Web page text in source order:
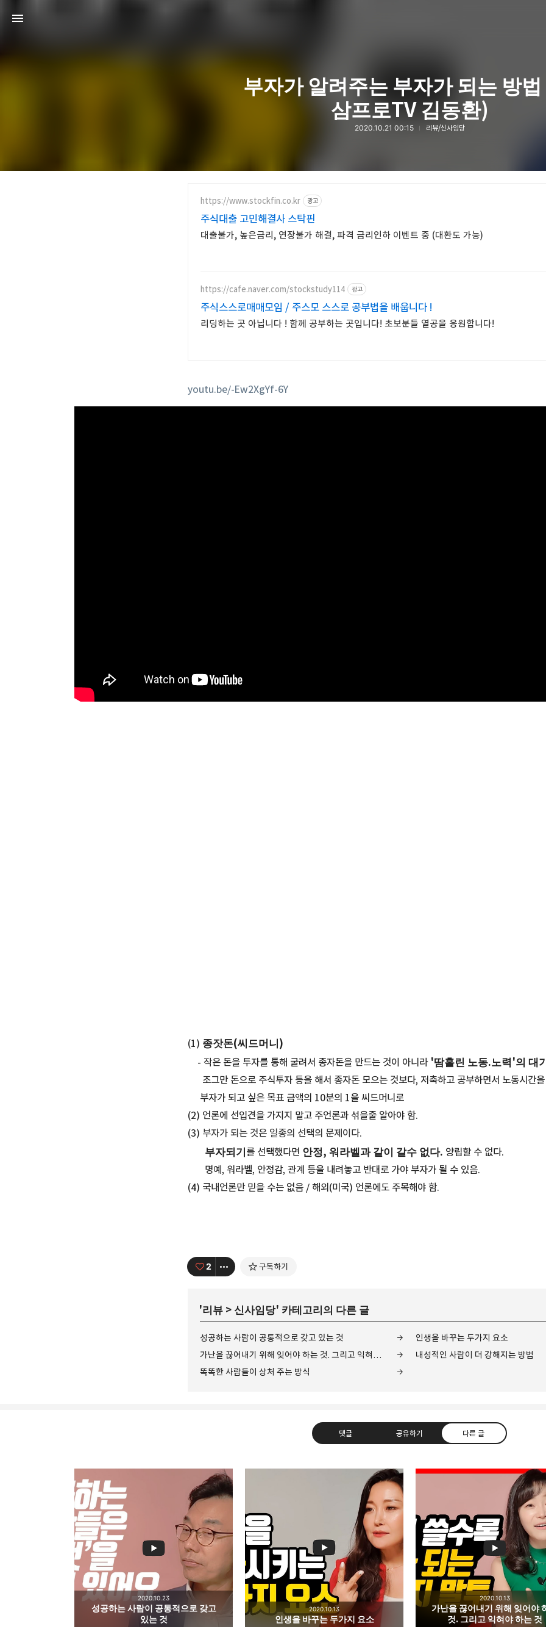
부자가 알려주는 부자가 되는 방
삼프로TV 김동환)
2020.10.21 00:15 리뷰/신사임당
https://www.stockfin.co.kr 광고
주식대출 고민해결사 스탁핀
대출불가, 높은금리, 연장불가 해결, 파격 금리인하 이벤트 중 (대환도 가능)
https://cafe.naver.com/stockstudy114 광고
주식스스로매매모임 / 주스모 스스로 공부법을 배웁니다 !
리딩하는 곳 아닙니다 ! 함께 공부하는 곳입니다! 초보분들 열공을 응원합니다!
youtu.be/-Ew2XgYf-6Y
(1) 종잣돈(씨드머니)
- 작은 돈을 투자를 통해 굴려서 종자돈을 만드는 것이 아니라 '땀흘린 노동.노력'의 대
조그만 돈으로 주식투자 등을 해서 종자돈 모으는 것보다, 저축하고 공부하면서 노동시간
부자가 되고 싶은 목표 금액의 10분의 1을 씨드머니로
(2) 언론에 선입견을 가지지 말고 주언론과 섞을줄 알아야 함.
(3) 부자가 되는 것은 일종의 선택의 문제이다.
부자되기를 선택했다면 안정, 워라벨과 같이 갈수 없다. 양립할 수 없다.
명예, 워라벨, 안정감, 관계 등을 내려놓고 반대로 가야 부자가 될 수 있음.
(4) 국내언론만 믿을 수는 없음 / 해외(미국) 언론에도 주목해야 함.
2 구독하기
'리뷰 >신사임당' 카테고리의 다른 글
성공하는 사람이 공통적으로 갖고 있는 것
인생을 바꾸는 두가지 요소
가난을 끊어내기 위해 잊어야 하는 것. 그리고 익혀야 하는 것
내성적인 사람이 더 강해지는 방법
똑똑한 사람들이 상처 주는 방식
댓글 공유하기 다른 글
drkim.kr
doyoun 님의 블로그입니다.
구독하기
구독하기 트위터 Facebook 카카오스토리
네이버 블로그 Pocket Evernote
성공하는 사람이 공통적으로 갖고
있는 것
2020.10.23
인생을 바꾸는 두가지 요소
2020.10.13
가난을 끊어내기 위해 잊어야
것. 그리고 익혀야 하는 것
2020.10.13